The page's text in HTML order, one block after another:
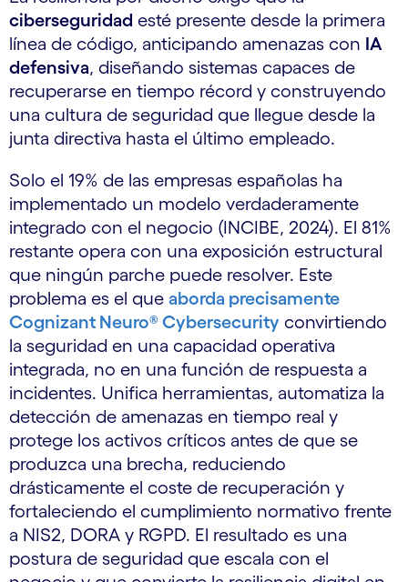
ciberseguridad esté presente desde la primera
línea de código, anticipando amenazas con IA
defensiva, diseñando sistemas capaces de
recuperarse en tiempo récord y construyendo
una cultura de seguridad que llegue desde la
junta directiva hasta el último empleado.
Solo el 19% de las empresas españolas ha
implementado un modelo verdaderamente
integrado con el negocio (INCIBE, 2024). El 81%
restante opera con una exposición estructural
que ningún parche puede resolver. Este
problema es el que aborda precisamente
Cognizant Neuro® Cybersecurity convirtiendo
la seguridad en una capacidad operativa
integrada, no en una función de respuesta a
incidentes. Unifica herramientas, automatiza la
detección de amenazas en tiempo real y
protege los activos críticos antes de que se
produzca una brecha, reduciendo
drásticamente el coste de recuperación y
fortaleciendo el cumplimiento normativo frente
a NIS2, DORA y RGPD. El resultado es una
postura de seguridad que escala con el